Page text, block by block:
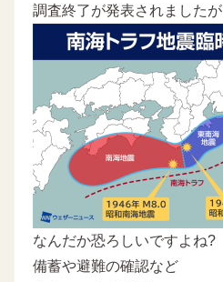
調査終了が発表されましたが
なんだか恐ろしいですよね?
備蓄や避難の確認など